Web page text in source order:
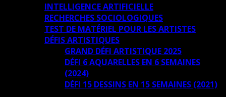
INTELLIGENCE ARTIFICIELLE
RECHERCHES SOCIOLOGIQUES
TEST DE MATÉRIEL POUR LES ARTISTES
DÉFIS ARTISTIQUES
GRAND DÉFI ARTISTIQUE 2025
DÉFI 6 AQUARELLES EN 6 SEMAINES
(2024)
DÉFI 15 DESSINS EN 15 SEMAINES (2021)